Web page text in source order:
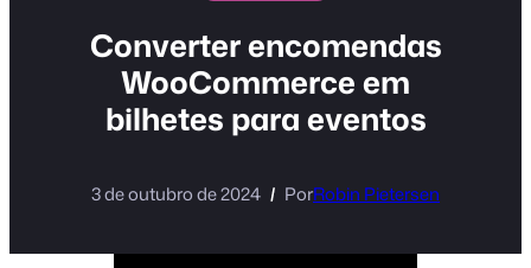
Converter encomendas
WooCommerce em
bilhetes para eventos
3 de outubro de 2024 PorRobin Pietersen